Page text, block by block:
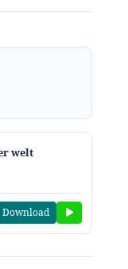
welt
Download